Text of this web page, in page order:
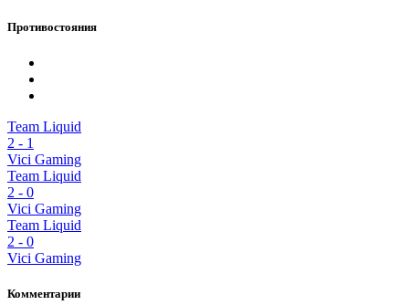
Противостояния
Team Liquid
2 - 1
Vici Gaming
Team Liquid
2 - 0
Vici Gaming
Team Liquid
2 - 0
Vici Gaming
Комментарии